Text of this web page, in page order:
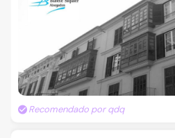
Recomendado por qdq